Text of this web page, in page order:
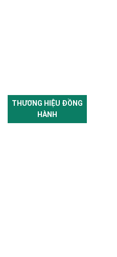
THƯƠNG HIỆU ĐỒNG
HÀNH